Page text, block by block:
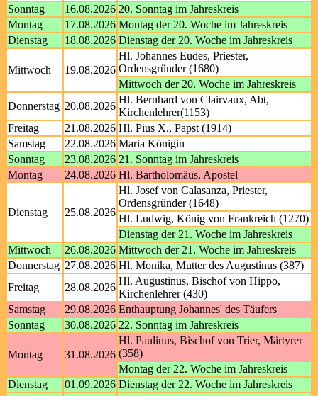
Sonntag
16.08.2026 20. Sonntag im Jahreskreis
Montag
17.08.2026 Montag der 20. Woche im Jahreskreis
Dienstag
18.08.2026 Dienstag der 20. Woche im Jahreskreis
Mittwoch 19.08.2026
Hl. Johannes Eudes, Priester,
Ordensgründer (1680)
Mittwoch der 20. Woche im Jahreskreis
Donnerstag 20.08.2026
Hl. Bernhard von Clairvaux, Abt,
Kirchenlehrer(1153)
Freitag
21.08.2026 Hl. Pius X., Papst (1914)
Samstag
22.08.2026 Maria Königin
Sonntag
23.08.2026 21. Sonntag im Jahreskreis
Montag
24.08.2026 Hl. Bartholomäus, Apostel
Dienstag 25.08.2026
Hl. Josef von Calasanza, Priester,
Ordensgründer (1648)
Hl. Ludwig, König von Frankreich (1270)
Dienstag der 21. Woche im Jahreskreis
Mittwoch
26.08.2026 Mittwoch der 21. Woche im Jahreskreis
Donnerstag 27.08.2026 Hl. Monika, Mutter des Augustinus (387)
Freitag
28.08.2026
Hl. Augustinus, Bischof von Hippo,
Kirchenlehrer (430)
Samstag
29.08.2026 Enthauptung Johannes' des Täufers
Sonntag
30.08.2026 22. Sonntag im Jahreskreis
Montag 31.08.2026
Hl. Paulinus, Bischof von Trier, Märtyrer
(358)
Montag der 22. Woche im Jahreskreis
Dienstag
01.09.2026 Dienstag der 22. Woche im Jahreskreis